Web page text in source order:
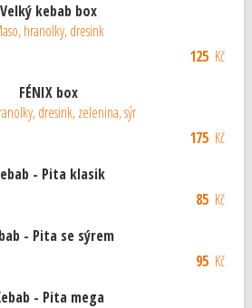
Velký kebab box
hranolky, dresink
125Kč
FÉNIX box
dresink, zelenina, sýr
175Kč
- Pita klasik
85Kč
- Pita se sýrem
95Kč
- Pita mega